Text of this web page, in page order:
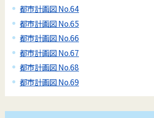
都市計画図 No.64
都市計画図 No.65
都市計画図 No.66
都市計画図 No.67
都市計画図 No.68
都市計画図 No.69